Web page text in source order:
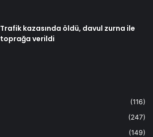
Trafik kazasında öldü, davul zurna ile
toprağa verildi
(116)
(247)
(149)